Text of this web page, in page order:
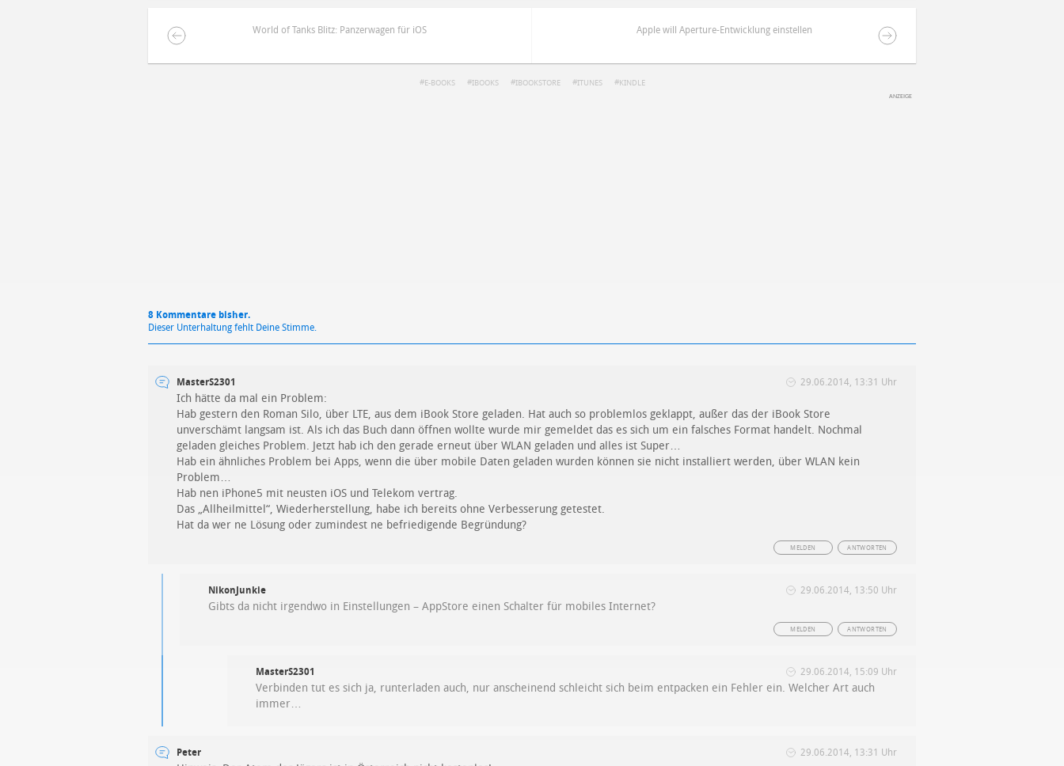
World of Tanks Blitz: Panzerwagen für iOS Apple will Aperture-Entwicklung einstellen
E-BOOKS IBOOKS IBOOKSTORE ITUNES KINDLE
8 Kommentare bisher.
Dieser Unterhaltung fehlt Deine Stimme.
MasterS2301 29.06.2014, 13:31 Uhr
Ich hätte da mal ein Problem:
Hab gestern den Roman Silo, über LTE, aus dem iBook Store geladen. Hat auch so problemlos geklappt, außer das der iBook Store
unverschämt langsam ist. Als ich das Buch dann öffnen wollte wurde mir gemeldet das es sich um ein falsches Format handelt. Nochmal
geladen gleiches Problem. Jetzt hab ich den gerade erneut über WLAN geladen und alles ist Super…
Hab ein ähnliches Problem bei Apps, wenn die über mobile Daten geladen wurden können sie nicht installiert werden, über WLAN kein
Problem…
Hab nen iPhone5 mit neusten iOS und Telekom vertrag.
Das „Allheilmittel“, Wiederherstellung, habe ich bereits ohne Verbesserung getestet.
Hat da wer ne Lösung oder zumindest ne befriedigende Begründung?
ANTWORTEN
MELDEN
NikonJunkie 29.06.2014, 13:50 Uhr
Gibts da nicht irgendwo in Einstellungen – AppStore einen Schalter für mobiles Internet?
ANTWORTEN
MELDEN
MasterS2301 29.06.2014, 15:09 Uhr
Verbinden tut es sich ja, runterladen auch, nur anscheinend schleicht sich beim entpacken ein Fehler ein. Welcher Art auch
immer…
Peter 29.06.2014, 13:31 Uhr